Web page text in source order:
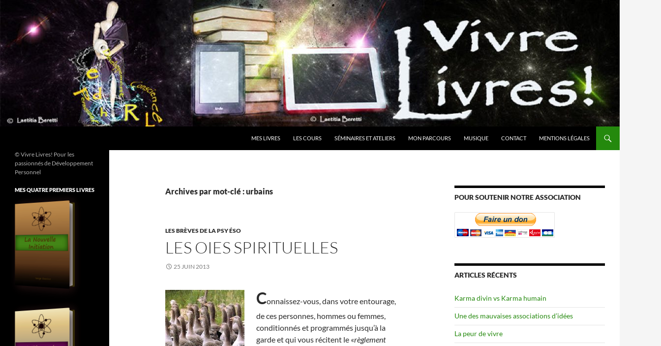
contenu
MES LIVRES LES COURS SÉMINAIRES ET ATELIERS MON PARCOURS MUSIQUE CONTACT MENTIONS LÉGALES
Archives par mot-clé : urbains
LES BRÈVES DE LA PSY ÉSO
LES OIES SPIRITUELLES
25 JUIN 2013
Connaissez-vous, dans votre entourage,
de ces personnes, hommes ou femmes,
conditionnés et programmés jusqu’à la
garde et qui vous récitent le «règlement
POUR SOUTENIR NOTRE ASSOCIATION
ARTICLES RÉCENTS
Karma divin vs Karma humain
Une des mauvaises associations d’idées
La peur de vivre
© Vivre Livres! Pour les
passionnés de Développement
Personnel
MES QUATRE PREMIERS LIVRES